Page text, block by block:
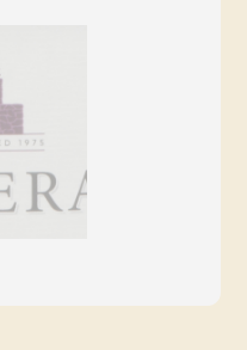
特定商取引法に基づく表記